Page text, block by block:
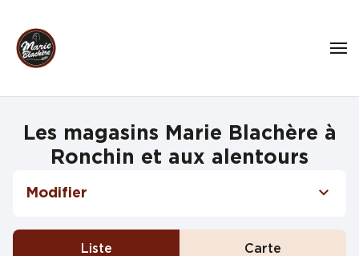
Les magasins Marie Blachère à
Ronchin et aux alentours
Modifier
Liste Carte